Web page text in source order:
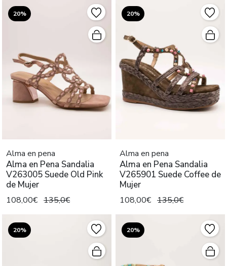
20%
Alma en pena
Alma en Pena Sandalia
V263005 Suede Old Pink
de Mujer
108,00€ 135,0€
20%
Alma en pena
Alma en Pena Sandalia
V265901 Suede Coffee de
Mujer
108,00€ 135,0€
20% 20%